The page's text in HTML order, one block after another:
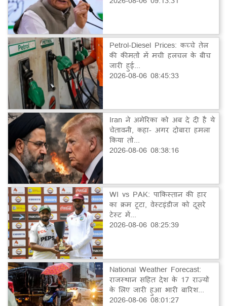
Petrol-Diesel Prices: कच्चे तेल
की कीमतों में मची हलचल के बीच
जारी हुई...
2026-08-06 08:45:33
Iran ने अमेरिका को अब दे दी है ये
चेतावनी, कहा- अगर दोबारा हमला
किया तो...
2026-08-06 08:38:16
WI vs PAK: पाकिस्तान की हार
का क्रम टूटा, वेस्टइंडीज को दूसरे
टेस्ट में...
2026-08-06 08:25:39
National Weather Forecast:
राजस्थान सहित देश के 17 राज्यों
के लिए जारी हुआ भारी बारिश...
2026-08-06 08:01:27